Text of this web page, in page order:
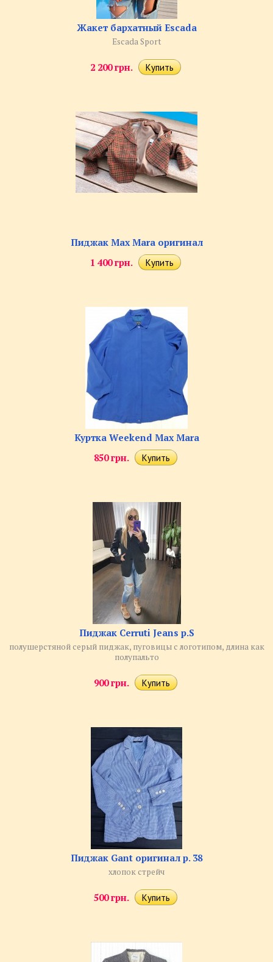
Жакет бархатный Escada
Escada Sport
2 200 грн.
Пиджак Max Mara оригинал
1 400 грн.
Куртка Weekend Max Mara
850 грн.
Пиджак Cerruti Jeans р.S
полушерстяной серый пиджак, пуговицы с логотипом, длина как
полупальто
900 грн.
Пиджак Gant оригинал р. 38
хлопок стрейч
500 грн.